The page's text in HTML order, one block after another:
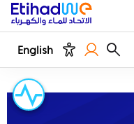
English